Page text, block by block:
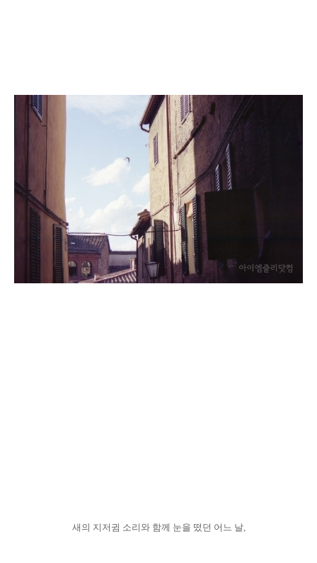
새의 지저귐 소리와 함께 눈을 떴던 어느 날,